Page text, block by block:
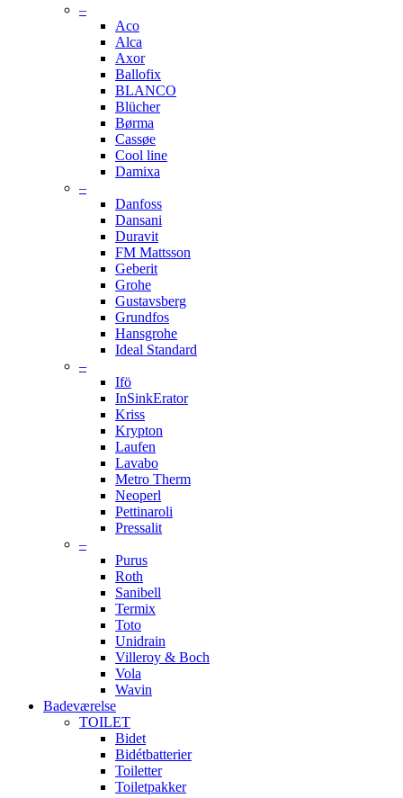
–
Aco
Alca
Axor
Ballofix
BLANCO
Blücher
Børma
Cassøe
Cool line
Damixa
–
Danfoss
Dansani
Duravit
FM Mattsson
Geberit
Grohe
Gustavsberg
Grundfos
Hansgrohe
Ideal Standard
–
Ifö
InSinkErator
Kriss
Krypton
Laufen
Lavabo
Metro Therm
Neoperl
Pettinaroli
Pressalit
–
Purus
Roth
Sanibell
Termix
Toto
Unidrain
Villeroy & Boch
Vola
Wavin
Badeværelse
TOILET
Bidet
Bidétbatterier
Toiletter
Toiletpakker